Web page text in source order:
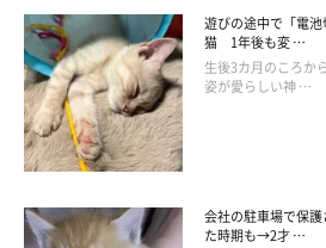
遊びの途中で「電
猫 1年後も変 …
生後3カ月のころか
姿が愛らしい神 …
会社の駐車場で保
た時期も→2才 …